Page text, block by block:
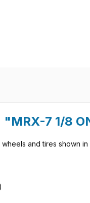
7 1/8
and tires shown